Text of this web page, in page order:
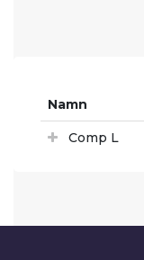
Namn
Comp L